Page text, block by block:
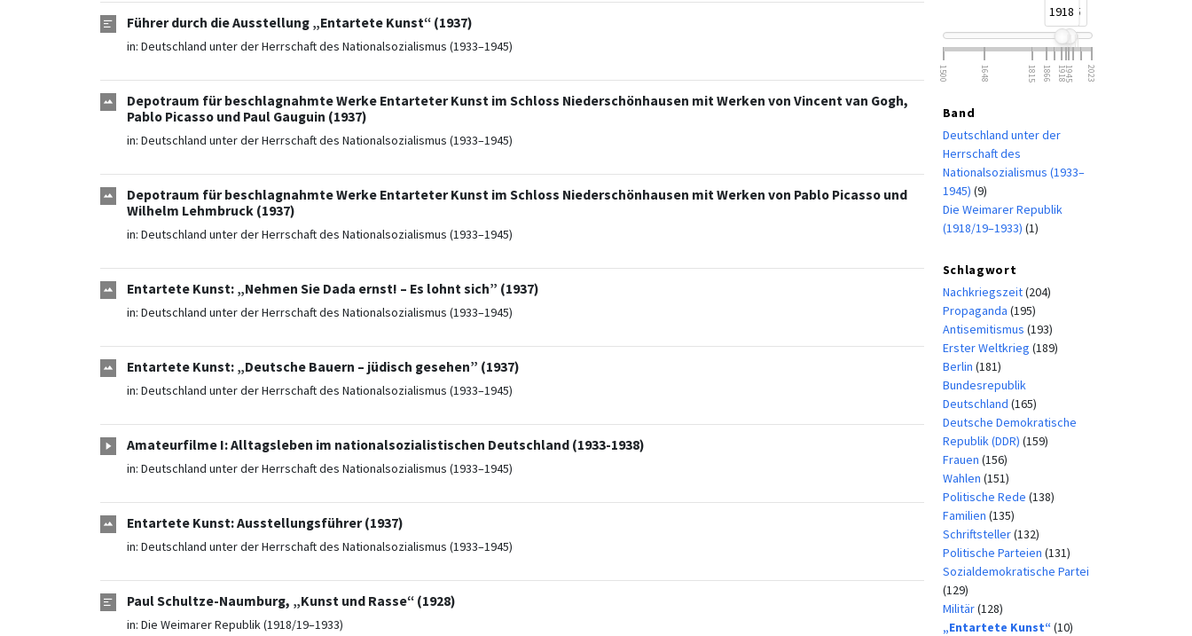
Führer durch die Ausstellung „Entartete Kunst“ (1937)
in: Deutschland unter der Herrschaft des Nationalsozialismus (1933–1945)
Depotraum für beschlagnahmte Werke Entarteter Kunst im Schloss Niederschönhausen mit Werken von Vincent van Gogh,
Pablo Picasso und Paul Gauguin (1937)
in: Deutschland unter der Herrschaft des Nationalsozialismus (1933–1945)
Depotraum für beschlagnahmte Werke Entarteter Kunst im Schloss Niederschönhausen mit Werken von Pablo Picasso und
Wilhelm Lehmbruck (1937)
in: Deutschland unter der Herrschaft des Nationalsozialismus (1933–1945)
Entartete Kunst: „Nehmen Sie Dada ernst! – Es lohnt sich” (1937)
in: Deutschland unter der Herrschaft des Nationalsozialismus (1933–1945)
Entartete Kunst: „Deutsche Bauern – jüdisch gesehen” (1937)
in: Deutschland unter der Herrschaft des Nationalsozialismus (1933–1945)
Amateurfilme I: Alltagsleben im nationalsozialistischen Deutschland (1933-1938)
in: Deutschland unter der Herrschaft des Nationalsozialismus (1933–1945)
Entartete Kunst: Ausstellungsführer (1937)
in: Deutschland unter der Herrschaft des Nationalsozialismus (1933–1945)
Paul Schultze-Naumburg, „Kunst und Rasse“ (1928)
in: Die Weimarer Republik (1918/19–1933)
1918
1945
1500 1648 1815 1866 19181945 2023
Band
Deutschland unter der
Herrschaft des
Nationalsozialismus (1933–
1945) (9)
Die Weimarer Republik
(1918/19–1933) (1)
Schlagwort
Nachkriegszeit(204)
Propaganda (195)
Antisemitismus (193)
Erster Weltkrieg (189)
Berlin (181)
Bundesrepublik
Deutschland (165)
Deutsche Demokratische
Republik (DDR) (159)
Frauen (156)
Wahlen (151)
Politische Rede (138)
Familien (135)
Schriftsteller(132)
Politische Parteien (131)
Sozialdemokratische Partei
(129)
Militär(128)
„Entartete Kunst“(10)